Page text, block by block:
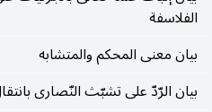
الفلاسفة
بيان معنى المحكم والمتشابه
بيان الرّدّ على تشبّث النّصارى